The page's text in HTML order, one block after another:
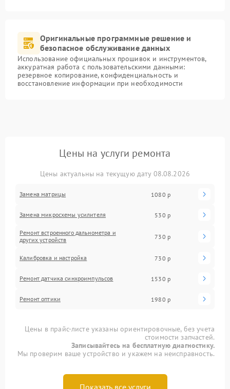
Оригинальные программные решение и
безопасное обслуживание данных
Использование официальных прошивок и инструментов,
аккуратная работа с пользовательскими данными:
резервное копирование, конфиденциальность и
восстановление информации при необходимости
Цены на услуги ремонта
Цены актуальны на текущую дату 08.08.2026
Замена матрицы 1080 р
Замена микросхемы усилителя 530 р
Ремонт встроенного дальнометра и
других устройств
730 р
Калибровка и настройка 730 р
Ремонт датчика синхроимпульсов 1530 р
Ремонт оптики 1980 р
Цены в прайс-листе указаны ориентировочные, без учета
стоимости запчастей.
Записывайтесь на бесплатную диагностику.
Мы проверим ваше устройство и укажем на неисправность.
Показать все услуги